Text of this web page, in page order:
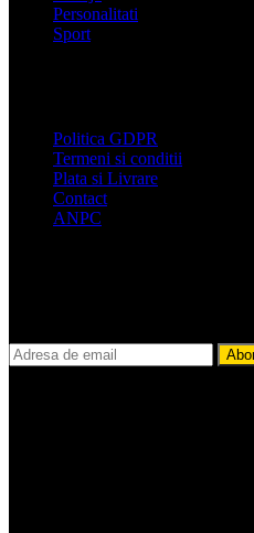
Personalitati
Sport
Politica GDPR
Termeni si conditii
Plata si Livrare
Contact
ANPC